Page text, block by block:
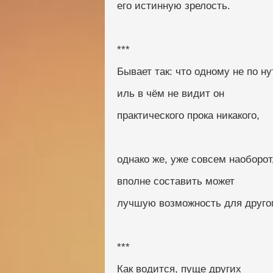
его истинную зрелость.
***
Бывает так: что одному не по
иль в чём не видит он
практического прока никакого,
однако же, уже совсем
вполне составить может
лучшую возможность для
***
Как водится, пуще других